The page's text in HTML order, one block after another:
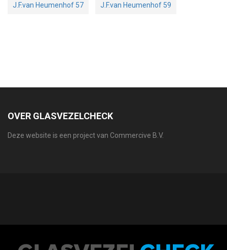
J.F.van Heumenhof 57 J.F.van Heumenhof 59
OVER GLASVEZELCHECK
Deze website is een project van Commercive B.V.